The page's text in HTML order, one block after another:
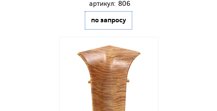
артикул: 806
по запросу